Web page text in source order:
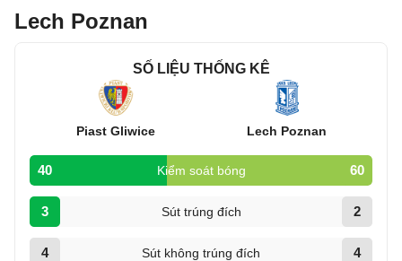
Lech Poznan
SỐ LIỆU THỐNG KÊ
Piast Gliwice Lech Poznan
40 Kiểm soát bóng 60
3 Sút trúng đích 2
4 Sút không trúng đích 4